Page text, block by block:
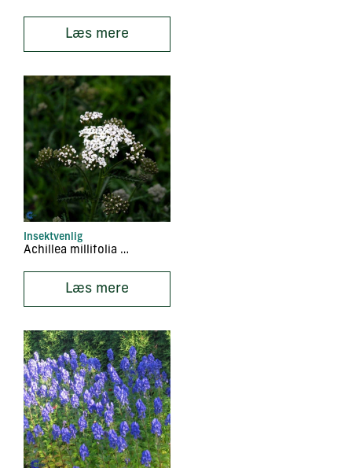
Læs mere
Insektvenlig
Achillea millifolia ‘Lachsschönheit’
Læs mere